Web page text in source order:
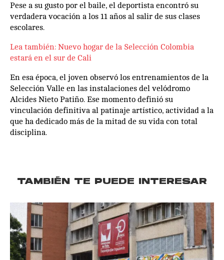
Pese a su gusto por el baile, el deportista encontró su
verdadera vocación a los 11 años al salir de sus clases
escolares.
Lea también: Nuevo hogar de la Selección Colombia
estará en el sur de Cali
En esa época, el joven observó los entrenamientos de la
Selección Valle en las instalaciones del velódromo
Alcides Nieto Patiño. Ese momento definió su
vinculación definitiva al patinaje artístico, actividad a la
que ha dedicado más de la mitad de su vida con total
disciplina.
TAMBIÉN TE PUEDE INTERESAR